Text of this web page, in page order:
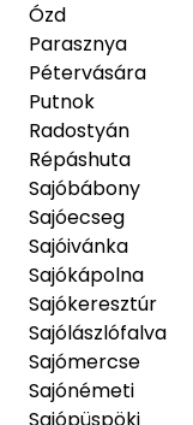
Ózd
Parasznya
Pétervására
Putnok
Radostyán
Répáshuta
Sajóbábony
Sajóecseg
Sajóivánka
Sajókápolna
Sajókeresztúr
Sajólászlófalva
Sajómercse
Sajónémeti